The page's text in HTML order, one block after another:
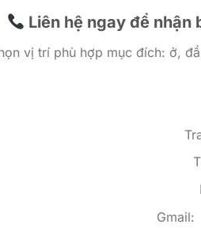
Liên hệ ngay để nhận
vị trí phù hợp mục đích: ở,
Gmail: